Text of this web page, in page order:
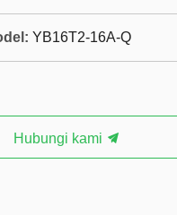
YB16T2-16A-Q
Hubungi kami